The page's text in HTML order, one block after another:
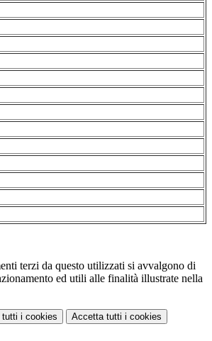
terzi da questo utilizzati si avvalgono di
ed utili alle finalità illustrate nella
tutti i cookies Accetta tutti i cookies